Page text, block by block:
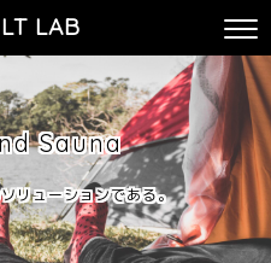
LAB
Sauna
リューションである。